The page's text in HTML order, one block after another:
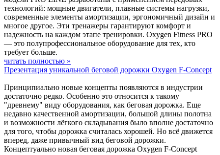
технологий: мощные двигатели, плавные системы нагрузки,
современные элементы амортизации, эргономичный дизайн и
многое другое. Эти тренажеры гарантируют комфорт и
надежность на каждом этапе тренировки. Oxygen Fitness PRO
— это полупрофессиональное оборудование для тех, кто
требует больше.
читать полностью »
Презентация уникальной беговой дорожки Oxygen F-Concept
Принципиально новые концепты появляются в индустрии
достаточно редко. Особенно это относится к такому
"древнему" виду оборудования, как беговая дорожка. Еще
недавно качественной амортизации, большой длины полотна
и возможности лёгкого складывания было вполне достаточно
для того, чтобы дорожка считалась хорошей. Но всё движется
вперед, даже привычный вид беговой дорожки.
Концептуально новая беговая дорожка Oxygen F-Concept